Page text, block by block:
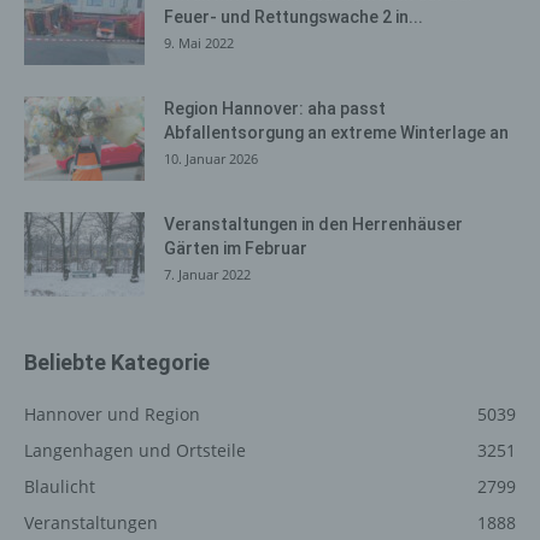
Feuer- und Rettungswache 2 in...
9. Mai 2022
Region Hannover: aha passt
Abfallentsorgung an extreme Winterlage an
10. Januar 2026
Veranstaltungen in den Herrenhäuser
Gärten im Februar
7. Januar 2022
Beliebte Kategorie
Hannover und Region
5039
Langenhagen und Ortsteile
3251
Blaulicht
2799
Veranstaltungen
1888
angegebenen personenbezogenen Daten gespeichert.
Internetseite
Die betroffene Person hat die Möglichkeit, sich auf der
Internetseite des für die Verarbeitung Verantwortlichen
unter Angabe von personenbezogenen Daten zu
registrieren. Welche personenbezogenen Daten dabei
an den für die Verarbeitung Verantwortlichen übermittelt
werden, ergibt sich aus der jeweiligen Eingabemaske,
Daten werden ausschließlich für die interne Verwendung
eigene Zwecke erhoben und gespeichert. Der für die
Verarbeitung Verantwortliche kann die Weitergabe an
einen Paketdienstleister, veranlassen, der die
personenbezogenen Daten ebenfalls ausschließlich für